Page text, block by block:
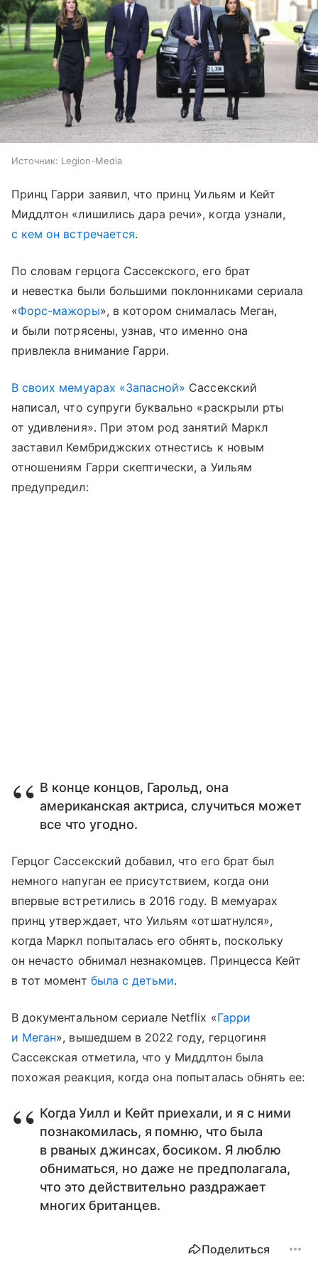
Источник: Legion-Media
Принц Гарри заявил, что принц Уильям и Кейт
Миддлтон «лишились дара речи», когда узнали,
с кем он встречается.
По словам герцога Сассекского, его брат
и невестка были большими поклонниками сериала
«Форс-мажоры», в котором снималась Меган,
и были потрясены, узнав, что именно она
привлекла внимание Гарри.
В своих мемуарах «Запасной» Сассекский
написал, что супруги буквально «раскрыли рты
от удивления». При этом род занятий Маркл
заставил Кембриджских отнестись к новым
отношениям Гарри скептически, а Уильям
предупредил:
В конце концов, Гарольд, она
американская актриса, случиться может
все что угодно.
Герцог Сассекский добавил, что его брат был
немного напуган ее присутствием, когда они
впервые встретились в 2016 году. В мемуарах
принц утверждает, что Уильям «отшатнулся»,
когда Маркл попыталась его обнять, поскольку
он нечасто обнимал незнакомцев. Принцесса Кейт
в тот момент была с детьми.
В документальном сериале Netflix «Гарри
и Меган», вышедшем в 2022 году, герцогиня
Сассекская отметила, что у Миддлтон была
похожая реакция, когда она попыталась обнять ее:
Когда Уилл и Кейт приехали, и я с ними
познакомилась, я помню, что была
в рваных джинсах, босиком. Я люблю
обниматься, но даже не предполагала,
что это действительно раздражает
многих британцев.
Поделиться